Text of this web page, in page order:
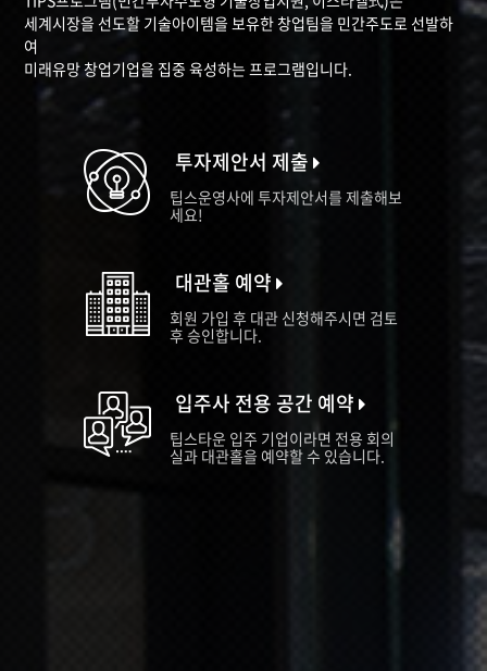
세계시장을 선도할 기술아이템을 보유한 창업팀을 민간주도로 선발하
여
미래유망 창업기업을 집중 육성하는 프로그램입니다.
투자제안서 제출
팁스운영사에 투자제안서를 제출해보
세요!
대관홀 예약
회원 가입 후 대관 신청해주시면 검토
후 승인합니다.
입주사 전용 공간 예약
팁스타운 입주 기업이라면 전용 회의
실과 대관홀을 예약할 수 있습니다.